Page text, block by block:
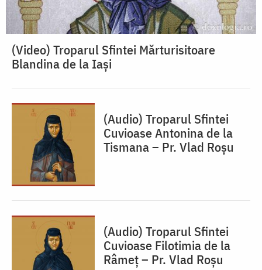
(Video) Troparul Sfintei Mărturisitoare
Blandina de la Iași
(Audio) Troparul Sfintei
Cuvioase Antonina de la
Tismana – Pr. Vlad Roșu
(Audio) Troparul Sfintei
Cuvioase Filotimia de la
Râmeț – Pr. Vlad Roșu